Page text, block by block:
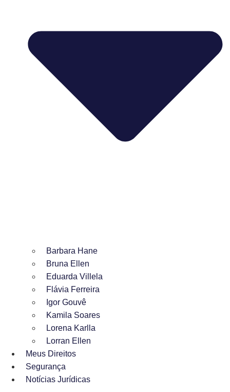
Barbara Hane
Bruna Ellen
Eduarda Villela
Flávia Ferreira
Igor Gouvê
Kamila Soares
Lorena Karlla
Lorran Ellen
Meus Direitos
Segurança
Notícias Jurídicas